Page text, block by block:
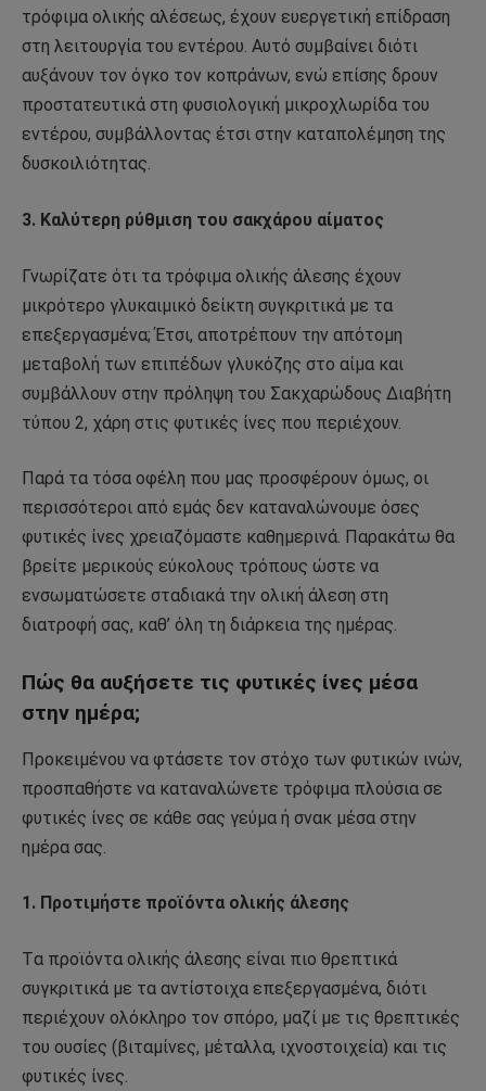
τρόφιμα ολικής αλέσεως, έχουν ευεργετική επίδραση
στη λειτουργία του εντέρου. Αυτό συμβαίνει διότι
αυξάνουν τον όγκο τον κοπράνων, ενώ επίσης δρουν
προστατευτικά στη φυσιολογική μικροχλωρίδα του
εντέρου, συμβάλλοντας έτσι στην καταπολέμηση της
δυσκοιλιότητας.
3. Καλύτερη ρύθμιση του σακχάρου αίματος
Γνωρίζατε ότι τα τρόφιμα ολικής άλεσης έχουν
μικρότερο γλυκαιμικό δείκτη συγκριτικά με τα
επεξεργασμένα; Έτσι, αποτρέπουν την απότομη
μεταβολή των επιπέδων γλυκόζης στο αίμα και
συμβάλλουν στην πρόληψη του Σακχαρώδους Διαβήτη
τύπου 2, χάρη στις φυτικές ίνες που περιέχουν.
Παρά τα τόσα οφέλη που μας προσφέρουν όμως, οι
περισσότεροι από εμάς δεν καταναλώνουμε όσες
φυτικές ίνες χρειαζόμαστε καθημερινά. Παρακάτω θα
βρείτε μερικούς εύκολους τρόπους ώστε να
ενσωματώσετε σταδιακά την ολική άλεση στη
διατροφή σας, καθ’ όλη τη διάρκεια της ημέρας.
Πώς θα αυξήσετε τις φυτικές ίνες μέσα
στην ημέρα;
Προκειμένου να φτάσετε τον στόχο των φυτικών ινών,
προσπαθήστε να καταναλώνετε τρόφιμα πλούσια σε
φυτικές ίνες σε κάθε σας γεύμα ή σνακ μέσα στην
ημέρα σας.
1. Προτιμήστε προϊόντα ολικής άλεσης
Tα προϊόντα ολικής άλεσης είναι πιο θρεπτικά
συγκριτικά με τα αντίστοιχα επεξεργασμένα, διότι
περιέχουν ολόκληρο τον σπόρο, μαζί με τις θρεπτικές
του ουσίες (βιταμίνες, μέταλλα, ιχνοστοιχεία) και τις
φυτικές ίνες.